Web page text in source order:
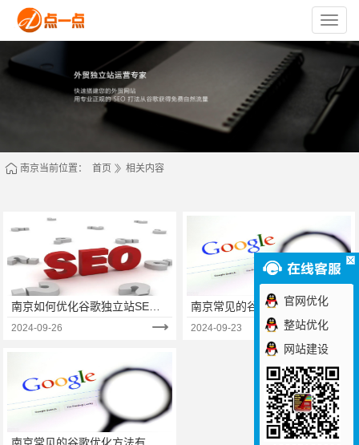
苏
州
点
一
络
技
术
司
南京当前位置： 首页 相关内容
南京如何优化谷歌独立站SEO
的技巧‌
2024-09-26
南京常见的谷歌优化方法有哪
些？（二）
2024-09-23
官网优化
整站优化
网站建设